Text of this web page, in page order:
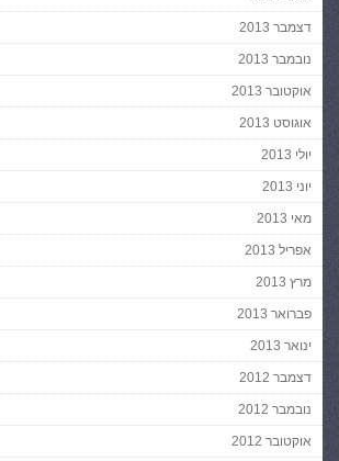
דצמבר 2013
נובמבר 2013
אוקטובר 2013
אוגוסט 2013
יולי 2013
יוני 2013
מאי 2013
אפריל 2013
מרץ 2013
פברואר 2013
ינואר 2013
דצמבר 2012
נובמבר 2012
אוקטובר 2012